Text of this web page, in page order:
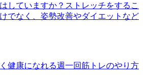
していますか？ストレッチをするこ
でなく、姿勢改善やダイエットなど
健康になれる週一回筋トレのやり方